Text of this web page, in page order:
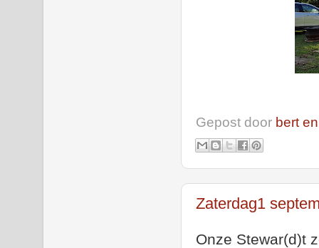
Gepost door bert
Zaterdag1
Onze Stewar(d)t